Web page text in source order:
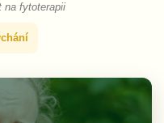
na fytoterapii